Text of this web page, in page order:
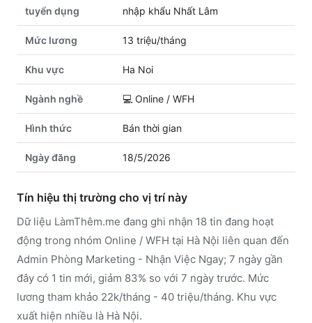
tuyển dụng
nhập khẩu Nhất Lâm
Mức lương 13 triệu/tháng
Khu vực Ha Noi
Ngành nghề 💻 Online / WFH
Hình thức Bán thời gian
Ngày đăng 18/5/2026
Tín hiệu thị trường cho vị trí này
Dữ liệu LàmThêm.me đang ghi nhận 18 tin đang hoạt
động trong nhóm Online / WFH tại Hà Nội liên quan đến
Admin Phòng Marketing - Nhận Việc Ngay; 7 ngày gần
đây có 1 tin mới, giảm 83% so với 7 ngày trước. Mức
lương tham khảo 22k/tháng - 40 triệu/tháng. Khu vực
xuất hiện nhiều là Hà Nội.